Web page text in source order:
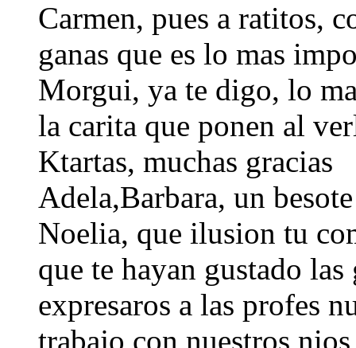
Carmen, pues a ratitos,
ganas que es lo mas
Morgui, ya te digo, lo
la carita que ponen al
Ktartas, muchas gracias
Adela,Barbara, un
Noelia, que ilusion tu
que te hayan gustado
expresaros a las profes
trabajo con nuestros